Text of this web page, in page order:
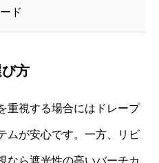
ド
方
重視する場合にはドレープ
ムが安心です。一方、リビ
なら遮光性の高いバーチカ